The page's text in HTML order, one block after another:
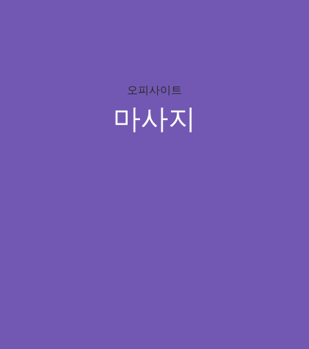
오피사이트
마사지